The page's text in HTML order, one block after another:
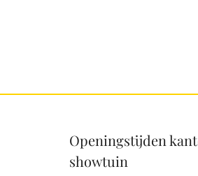
Openingstijden
showtuin